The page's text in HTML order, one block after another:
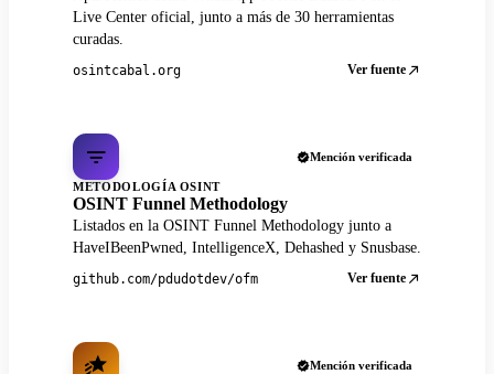
Live Center oficial, junto a más de 30 herramientas
curadas.
osintcabal.org Ver fuente
Mención verificada
METODOLOGÍA OSINT
OSINT Funnel Methodology
Listados en la OSINT Funnel Methodology junto a
HaveIBeenPwned, IntelligenceX, Dehashed y Snusbase.
github.com/pdudotdev/ofm Ver fuente
Mención verificada